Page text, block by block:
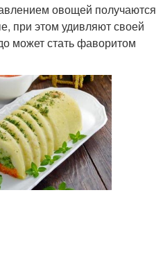
овощей получаются
при этом удивляют своей
может стать фаворитом